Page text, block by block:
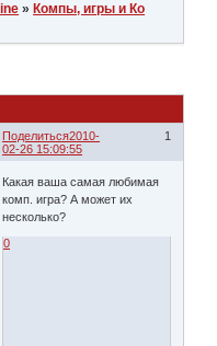
» Компы, игры и Ко
Поделиться 1
2010-
02-26 15:09:55
Какая ваша самая любимая
комп. игра? А может их
несколько?
0